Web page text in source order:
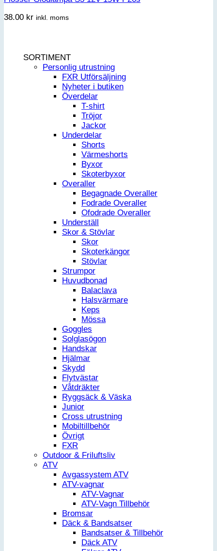
38.00 kr inkl. moms
SORTIMENT
Personlig utrustning
FXR Utförsäljning
Nyheter i butiken
Överdelar
T-shirt
Tröjor
Jackor
Underdelar
Shorts
Värmeshorts
Byxor
Skoterbyxor
Overaller
Begagnade Overaller
Fodrade Overaller
Ofodrade Overaller
Underställ
Skor & Stövlar
Skor
Skoterkängor
Stövlar
Strumpor
Huvudbonad
Balaclava
Halsvärmare
Keps
Mössa
Goggles
Solglasögon
Handskar
Hjälmar
Skydd
Flytvästar
Våtdräkter
Ryggsäck & Väska
Junior
Cross utrustning
Mobiltillbehör
Övrigt
FXR
Outdoor & Friluftsliv
ATV
Avgassystem ATV
ATV-vagnar
ATV-Vagnar
ATV-Vagn Tillbehör
Bromsar
Däck & Bandsatser
Bandsatser & Tillbehör
Däck ATV